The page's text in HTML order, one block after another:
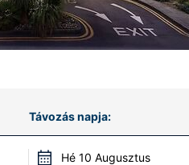
Távozás napja:
Hé 10 Augusztus